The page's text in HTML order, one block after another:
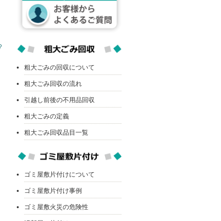
粗大ごみの回収について
粗大ごみ回収の流れ
引越し前後の不用品回収
粗大ごみの定義
粗大ごみ回収品目一覧
ゴミ屋敷片付けについて
ゴミ屋敷片付け事例
ゴミ屋敷火災の危険性